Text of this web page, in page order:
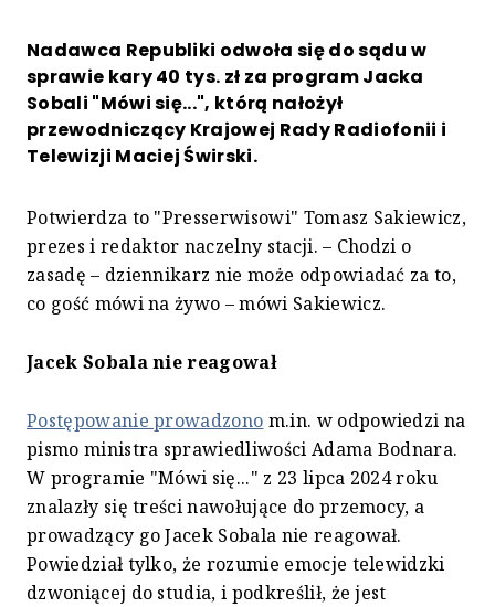
Nadawca Republiki odwoła się do sądu w
sprawie kary 40 tys. zł za program Jacka
Sobali "Mówi się...", którą nałożył
przewodniczący Krajowej Rady Radiofonii i
Telewizji Maciej Świrski.
Potwierdza to "Presserwisowi" Tomasz Sakiewicz,
prezes i redaktor naczelny stacji. – Chodzi o
zasadę – dziennikarz nie może odpowiadać za to,
co gość mówi na żywo – mówi Sakiewicz.
Jacek Sobala nie reagował
Postępowanie prowadzono m.in. w odpowiedzi na
pismo ministra sprawiedliwości Adama Bodnara.
W programie "Mówi się..." z 23 lipca 2024 roku
znalazły się treści nawołujące do przemocy, a
prowadzący go Jacek Sobala nie reagował.
Powiedział tylko, że rozumie emocje telewidzki
dzwoniącej do studia, i podkreślił, że jest